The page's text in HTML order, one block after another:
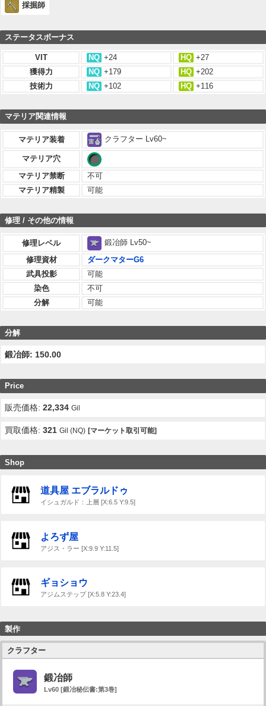
採掘師
ステータスボーナス
VIT NQ +24 HQ +27
獲得力
NQ +179 HQ +202
技術力
NQ +102 HQ +116
マテリア関連情報
マテリア装着 クラフター Lv60~
マテリア穴
マテリア禁断
不可
マテリア精製
可能
修理 / その他の情報
修理レベル
鍛冶師 Lv50~
修理資材
ダークマターG6
武具投影
可能
染色
不可
分解
可能
分解
鍛冶師: 150.00
Price
販売価格:22,334 Gil
買取価格:321 Gil (NQ) [マーケット取引可能]
Shop
道具屋 エブラルドゥ
イシュガルド：上層 [X:6.5 Y:9.5]
よろず屋
アジス・ラー [X:9.9 Y:11.5]
ギョショウ
アジムステップ [X:5.8 Y:23.4]
製作
クラフター
鍛冶師
Lv60 [鍛冶秘伝書:第3巻]